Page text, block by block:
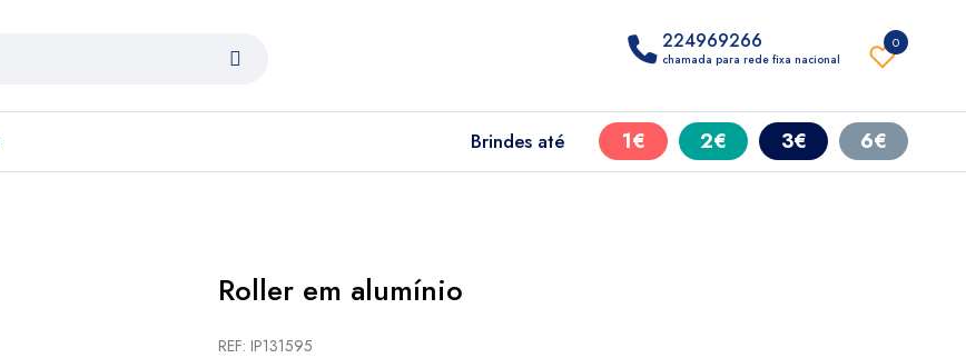
0
224969266
chamada para rede fixa nacional
Brindes até 1€ 2€ 3€ 6€
Roller em alumínio
REF: IP131595